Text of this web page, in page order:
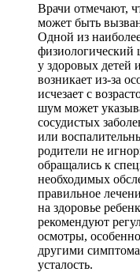
Врачи отмечают,
может быть
Одной из
физиологический
у здоровых детей
возникает из-за
исчезает с
шум может
сосудистых
или
родители не
обращались к
необходимых
правильное
на здоровье
рекомендуют
осмотры,
другими
усталость.